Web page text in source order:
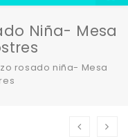
Niña- Mesa
rosado niña- Mesa